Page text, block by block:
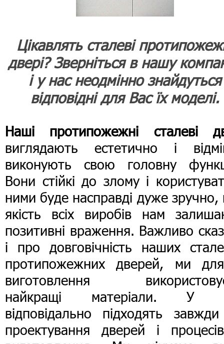
Цікавлять сталеві
двері? Зверніться в нашу
і у нас неодмінно знайдуться
відповідні для Вас їх моделі.
Наші протипожежні сталеві
виглядають естетично і
виконують свою головну
Вони стійкі до злому і
ними буде насправді дуже зручно,
якість всіх виробів нам
позитивні враження. Важливо
і про довговічність наших
протипожежних дверей, ми
виготовлення
найкращі матеріали. У
відповідально підходять
проектування дверей і